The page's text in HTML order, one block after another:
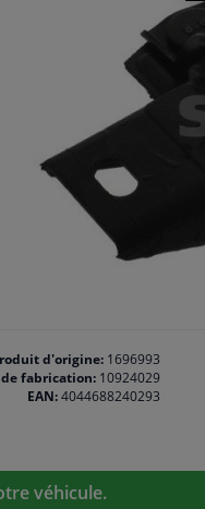
d'origine: 1696993
fabrication: 10924029
EAN:4044688240293
véhicule.